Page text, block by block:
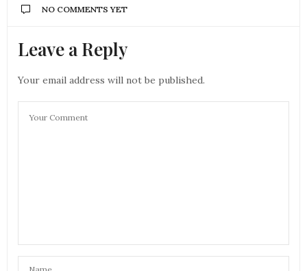
NO COMMENTS YET
Leave a Reply
Your email address will not be published.